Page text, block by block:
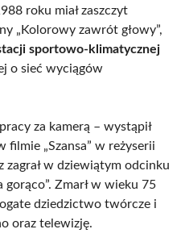
roku miał zaszczyt
„Kolorowy zawrót głowy”,
sportowo-klimatycznej
o sieć wyciągów
za kamerą – wystąpił
„Szansa” w reżyserii
zagrał w dziewiątym odcinku
Zmarł w wieku 75
dziedzictwo twórcze i
oraz telewizję.